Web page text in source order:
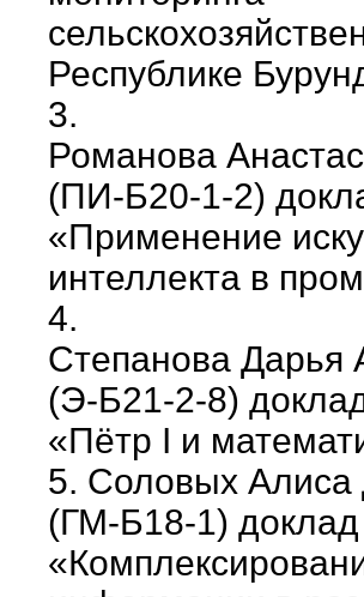
Республике
3.
Романова
(ПИ-Б20-1-2)
«Применение
интеллекта в
4.
Степанова Дарья
(Э-Б21-2-8)
«Пётр I и
5. Соловых Алиса
(ГМ-Б18-1)